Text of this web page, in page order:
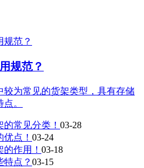
规范？
较为常见的货架类型，具有存储
。
常见分类！ 03-28
点！ 03-24
作用！ 03-18
特点？ 03-15